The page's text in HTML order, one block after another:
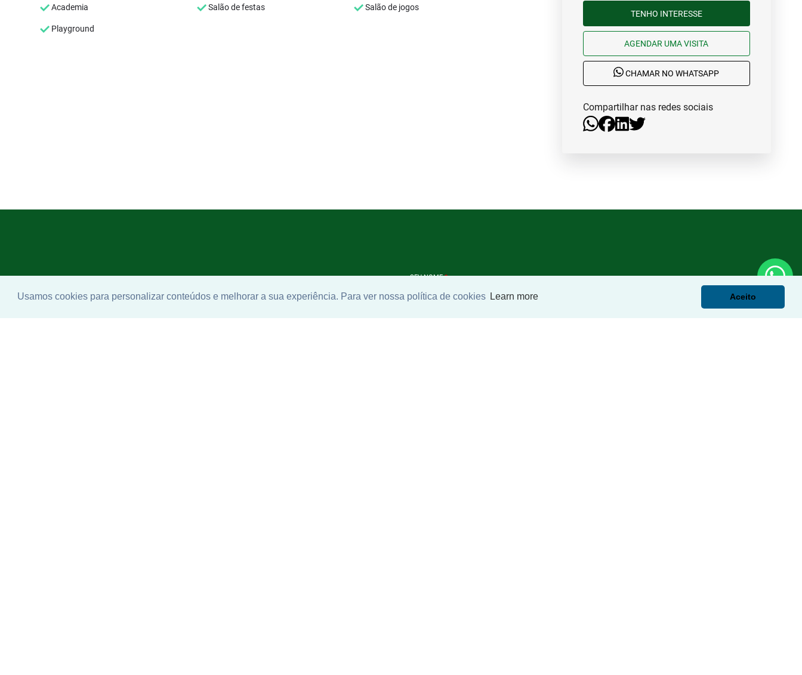
Usamos cookies para personalizar conteúdos e melhorar a sua experiência. Para ver nossa política de cookies Learn more Aceito
Academia Salão de festas Salão de jogos
Playground
TENHO INTERESSE
AGENDAR UMA VISITA
CHAMAR NO WHATSAPP
Compartilhar nas redes sociais
SEU NOME*